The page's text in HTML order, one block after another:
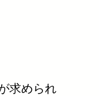
求められ